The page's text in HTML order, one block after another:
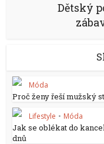
Dětský
Móda
Proč ženy řeší mužský
Lifestyle • Móda
Jak se oblékat do
dnů